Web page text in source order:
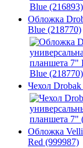
Обложка
Blue (218770)
Чехол
Обложка
Red (999987)